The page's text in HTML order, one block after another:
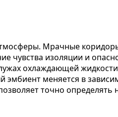
Мрачные
чувства изоляции и
охлаждающей
меняется в
точно